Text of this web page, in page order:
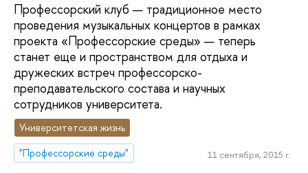
Профессорский клуб — традиционное место
проведения музыкальных концертов в рамках
проекта «Профессорские среды» — теперь
станет еще и пространством для отдыха и
дружеских встреч профессорско-
преподавательского состава и научных
сотрудников университета.
Университетская жизнь
"Профессорские среды"
11 сентября, 2015 г.